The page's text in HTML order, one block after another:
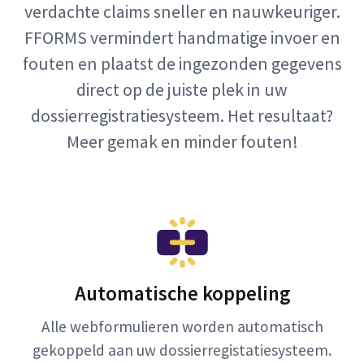
verdachte claims sneller en nauwkeuriger.
FFORMS vermindert handmatige invoer en
fouten en plaatst de ingezonden gegevens
direct op de juiste plek in uw
dossierregistratiesysteem. Het resultaat?
Meer gemak en minder fouten!
Automatische koppeling
Alle webformulieren worden automatisch
gekoppeld aan uw dossierregistatiesysteem.